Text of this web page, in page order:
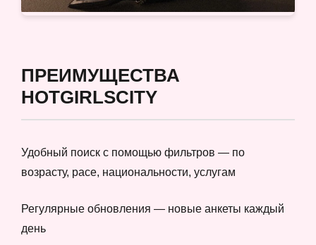
ПРЕИМУЩЕСТВА
HOTGIRLSCITY
Удобный поиск с помощью фильтров — по
возрасту, расе, национальности, услугам
Регулярные обновления — новые анкеты каждый
день